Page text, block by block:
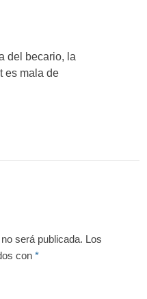
del becario, la
es mala de
será publicada. Los
con*